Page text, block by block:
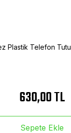
Plastik Telefon
630,00 TL
Sepete Ekle